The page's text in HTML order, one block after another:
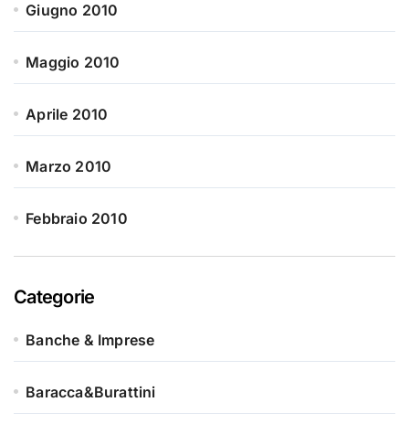
Giugno 2010
Maggio 2010
Aprile 2010
Marzo 2010
Febbraio 2010
Categorie
Banche & Imprese
Baracca&Burattini